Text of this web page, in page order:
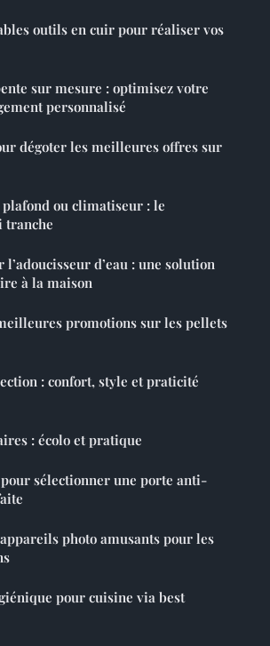
outils en cuir pour réaliser vos
sur mesure : optimisez votre
personnalisé
dégoter les meilleures offres sur
ou climatiseur : le
tranche
d’eau : une solution
à la maison
promotions sur les pellets
: confort, style et praticité
: écolo et pratique
pour sélectionner une porte anti-
photo amusants pour les
pour cuisine via best